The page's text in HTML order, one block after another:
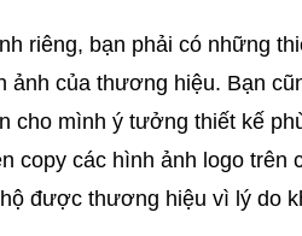
riêng, bạn phải có những
của thương hiệu. Bạn
cho mình ý tưởng thiết kế
copy các hình ảnh logo trên
được thương hiệu vì lý do